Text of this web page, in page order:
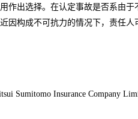
作出选择。在认定事故是否系由于
因构成不可抗力的情况下，责任人
Sumitomo Insurance Company